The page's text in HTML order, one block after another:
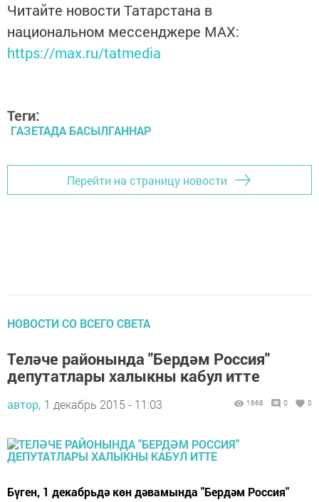
Читайте новости Татарстана в
национальном мессенджере MАХ:
https://max.ru/tatmedia
Теги:
ГАЗЕТАДА БАСЫЛГАННАР
Перейти на страницу новости
НОВОСТИ СО ВСЕГО СВЕТА
Теләче районында "Бердәм Россия"
депутатлары халыкны кабул итте
автор, 1 декабрь 2015 - 11:03 1668 0 0
Бүген, 1 декабрьдә көн дәвамында "Бердәм Россия"